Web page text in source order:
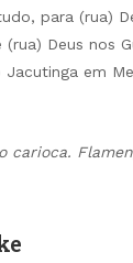
para (rua)
Deus nos
em